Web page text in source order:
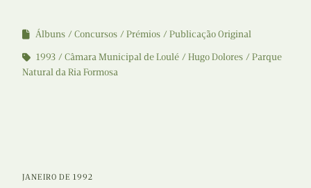
Álbuns Concursos Prémios
Publicação Original
1993
Câmara Municipal de Loulé Hugo Dolores
Parque
Natural da Ria Formosa
JANEIRO DE 1992